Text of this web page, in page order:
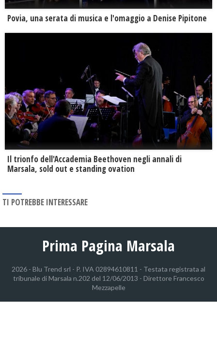
Povia, una serata di musica e l'omaggio a Denise Pipitone
Il trionfo dell'Accademia Beethoven negli annali di
Marsala, sold out e standing ovation
TI POTREBBE INTERESSARE
Prima Pagina Marsala
2026 - Blu Trend srl - P. IVA 02894610811 - Testata registrata al
tribunale di Marsala n.202 del 12/06/2013 - Direttore Francesco
Mezzapelle